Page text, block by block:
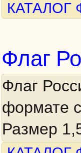
КАТАЛОГ
Флаг
Флаг
формате
Размер